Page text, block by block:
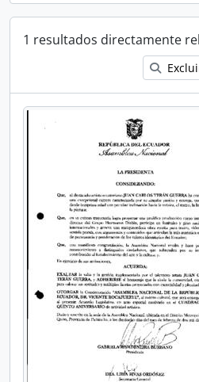
1 resultados directamente